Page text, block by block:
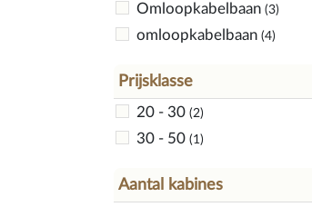
Omloopkabelbaan (3)
omloopkabelbaan (4)
Prijsklasse
20 - 30 (2)
30 - 50 (1)
Aantal kabines